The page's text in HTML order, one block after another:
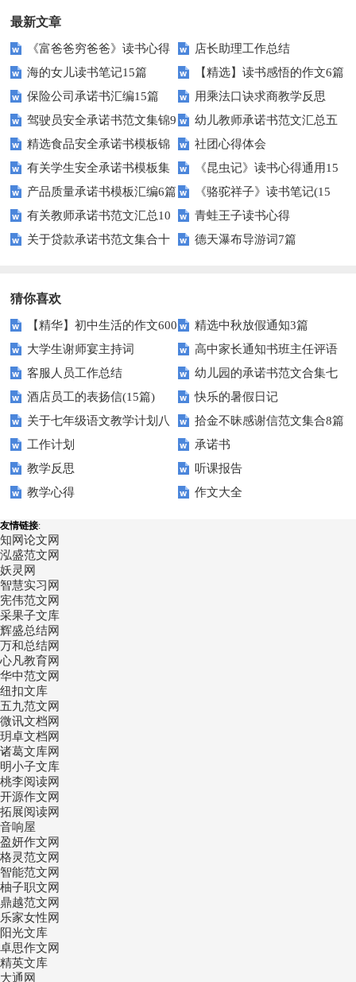
最新文章
《富爸爸穷爸爸》读书心得
店长助理工作总结
海的女儿读书笔记15篇
【精选】读书感悟的作文6篇
保险公司承诺书汇编15篇
用乘法口诀求商教学反思
驾驶员安全承诺书范文集锦9
篇
幼儿教师承诺书范文汇总五
篇
精选食品安全承诺书模板锦
集七篇
社团心得体会
有关学生安全承诺书模板集
合十篇
《昆虫记》读书心得通用15
篇
产品质量承诺书模板汇编6篇
《骆驼祥子》读书笔记(15
篇)
有关教师承诺书范文汇总10
篇
青蛙王子读书心得
关于贷款承诺书范文集合十
德天瀑布导游词7篇
猜你喜欢
【精华】初中生活的作文600
字汇总10篇
精选中秋放假通知3篇
大学生谢师宴主持词
高中家长通知书班主任评语
客服人员工作总结
幼儿园的承诺书范文合集七
篇
酒店员工的表扬信(15篇)
快乐的暑假日记
关于七年级语文教学计划八
篇
拾金不昧感谢信范文集合8篇
工作计划
承诺书
教学反思
听课报告
教学心得
作文大全
友情链接:
知网论文网
泓盛范文网
妖灵网
智慧实习网
宪伟范文网
采果子文库
辉盛总结网
万和总结网
心凡教育网
华中范文网
纽扣文库
五九范文网
微讯文档网
玥卓文档网
诸葛文库网
明小子文库
桃李阅读网
开源作文网
拓展阅读网
音响屋
盈妍作文网
格灵范文网
智能范文网
柚子职文网
鼎越范文网
乐家女性网
阳光文库
卓思作文网
精英文库
大通网